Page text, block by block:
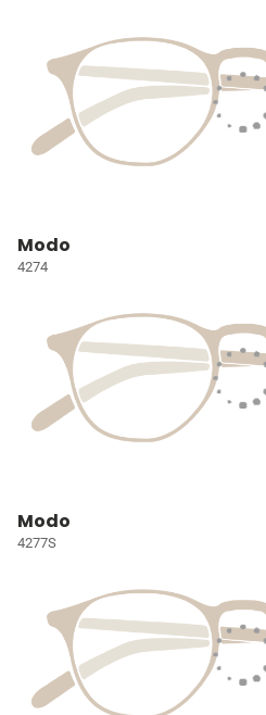
Modo
4274
Modo
4277S